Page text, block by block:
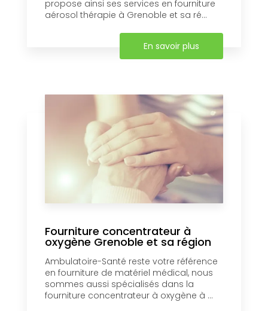
propose ainsi ses services en fourniture
aérosol thérapie à Grenoble et sa ré...
En savoir plus
Fourniture concentrateur à
oxygène Grenoble et sa région
Ambulatoire-Santé reste votre référence
en fourniture de matériel médical, nous
sommes aussi spécialisés dans la
fourniture concentrateur à oxygène à ...